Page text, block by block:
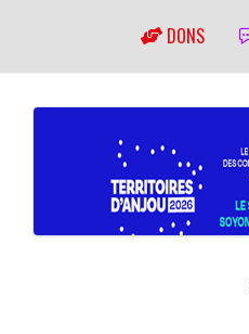
DONS